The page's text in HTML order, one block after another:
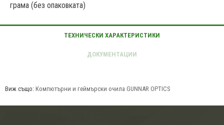
грама (без опаковката)
Виж също: Компютърни и геймърски очила GUNNAR OPTICS